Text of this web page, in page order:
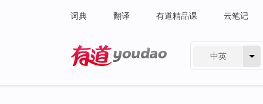
词典 翻译 有道精品课 云笔记
中英